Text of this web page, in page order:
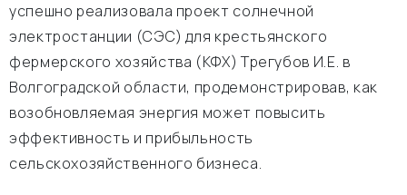
успешно реализовала проект солнечной
электростанции (СЭС) для крестьянского
фермерского хозяйства (КФХ) Трегубов И.Е. в
Волгоградской области, продемонстрировав, как
возобновляемая энергия может повысить
эффективность и прибыльность
сельскохозяйственного бизнеса.